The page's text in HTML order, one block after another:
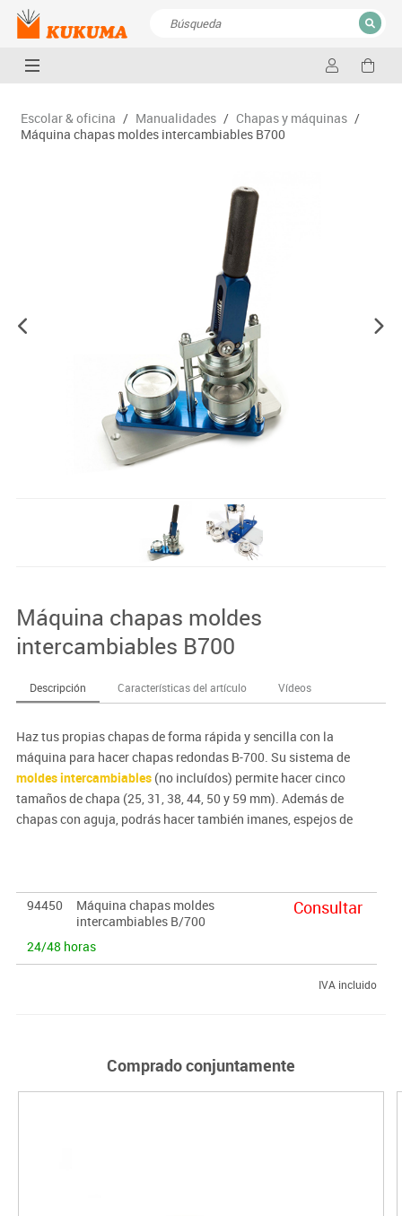
CERRAR
Escolar & oficina / Manualidades / Chapas y máquinas /
Máquina chapas moldes intercambiables B700
Máquina chapas moldes
intercambiables B700
Descripción Características del artículo Vídeos
Haz tus propias chapas de forma rápida y sencilla con la
máquina para hacer chapas redondas B-700. Su sistema de
moldes intercambiables(no incluídos) permite hacer cinco
tamaños de chapa (25, 31, 38, 44, 50 y 59 mm). Además de
chapas con aguja, podrás hacer también imanes, espejos de
94450
Máquina chapas moldes
intercambiables B/700
24/48 horas
Consultar
IVA incluido
Comprado conjuntamente